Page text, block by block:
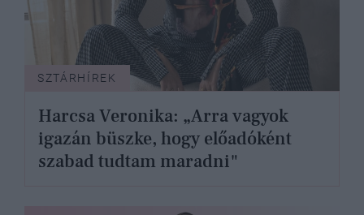
SZTÁRHÍREK
Harcsa Veronika: „Arra vagyok
igazán büszke, hogy előadóként
szabad tudtam maradni"